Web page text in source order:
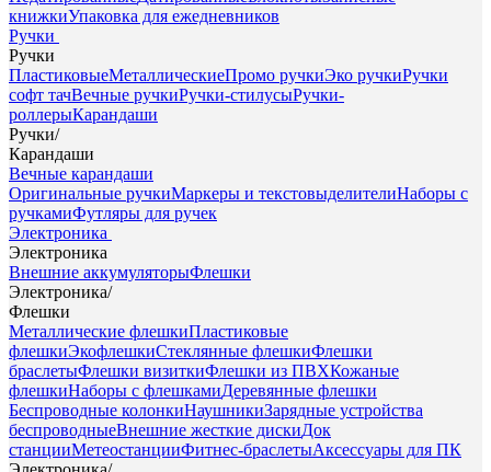
книжкиУпаковка для ежедневников
Ручки
Ручки
ПластиковыеМеталлическиеПромо ручкиЭко ручкиРучки
софт тачВечные ручкиРучки-стилусыРучки-
роллерыКарандаши
Ручки/
Карандаши
Вечные карандаши
Оригинальные ручкиМаркеры и текстовыделителиНаборы с
ручкамиФутляры для ручек
Электроника
Электроника
Внешние аккумуляторыФлешки
Электроника/
Флешки
Металлические флешкиПластиковые
флешкиЭкофлешкиСтеклянные флешкиФлешки
браслетыФлешки визиткиФлешки из ПВХКожаные
флешкиНаборы с флешкамиДеревянные флешки
Беспроводные колонкиНаушникиЗарядные устройства
беспроводныеВнешние жесткие дискиДок
станцииМетеостанцииФитнес-браслетыАксессуары для ПК